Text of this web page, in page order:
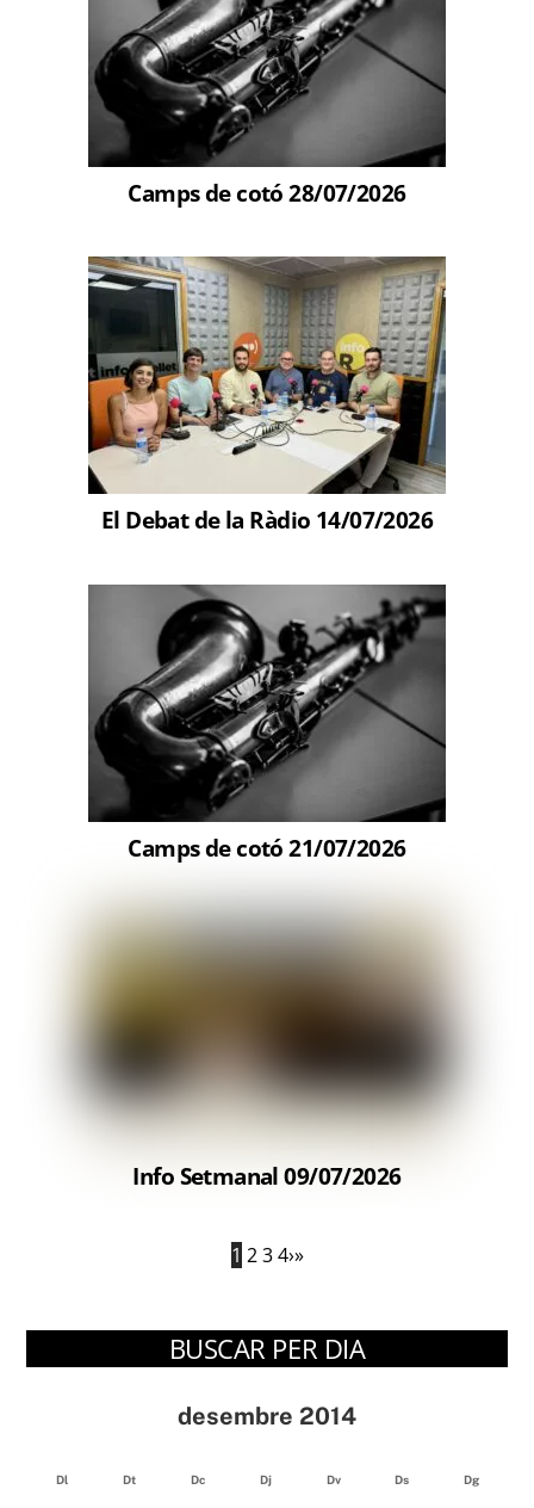
Camps de cotó 28/07/2026
El Debat de la Ràdio 14/07/2026
Camps de cotó 21/07/2026
Info Setmanal 09/07/2026
1 2 3 4›»
BUSCAR PER DIA
desembre 2014
Dl Dt Dc Dj Dv Ds Dg